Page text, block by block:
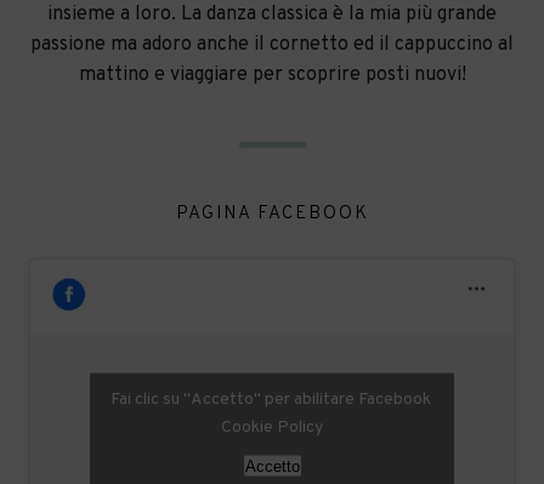
insieme a loro. La danza classica è la mia più grande
passione ma adoro anche il cornetto ed il cappuccino al
mattino e viaggiare per scoprire posti nuovi!
PAGINA FACEBOOK
Fai clic su "Accetto" per abilitare Facebook
Cookie Policy
Accetto